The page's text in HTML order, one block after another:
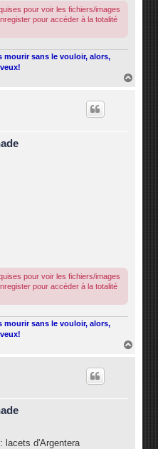
pour voir les fichiers/images
pour accéder à la totalité
mourir sans le vouloir, alors,
pour voir les fichiers/images
pour accéder à la totalité
mourir sans le vouloir, alors,
lacets d'Argentera